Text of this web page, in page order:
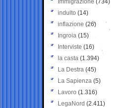
Immigrazione (734)
indulto (14)
inflazione (26)
Ingroia (15)
Interviste (16)
la casta (1.394)
La Destra (45)
La Sapienza (5)
Lavoro (1.316)
LegaNord (2.411)